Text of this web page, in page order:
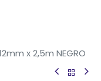
x 2,5m NEGRO